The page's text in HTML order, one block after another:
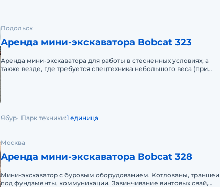
Подольск
Аренда мини-экскаватора Bobcat 323
Аренда мини-экскаватора для работы в стесненных условиях, а
также везде, где требуется спецтехника небольшого веса (при
Ябур Парк техники:1 единица
Москва
Аренда мини-экскаватора Bobcat 328
Мини-экскаватор с буровым оборудованием. Котлованы, траншеи
под фундаменты, коммуникации. Завинчивание винтовых свай,